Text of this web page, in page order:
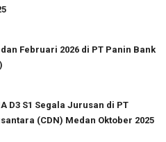
Februari 2026 di PT Panin Bank
D3 S1 Segala Jurusan di PT
(CDN) Medan Oktober 2025